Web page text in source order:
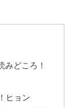
みどころ！
ヒョン